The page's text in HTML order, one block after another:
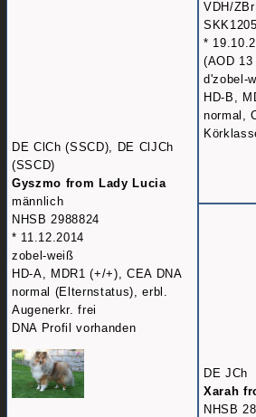
DE ClCh (SSCD), DE ClJCh
(SSCD)
Gyszmo from Lady Lucia
männlich
NHSB 2988824
* 11.12.2014
zobel-weiß
HD-A, MDR1 (+/+), CEA DNA
normal (Elternstatus), erbl.
Augenerkr. frei
DNA Profil vorhanden
VDH/
*
(AOD
d'zobel-
HD-B,
normal,
DE JCh
Xarah
NHSB